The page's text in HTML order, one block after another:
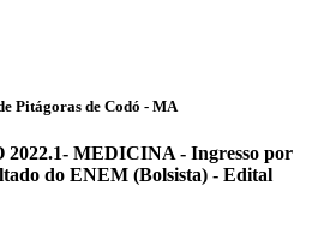
Pitágoras de Codó - MA
MEDICINA - Ingresso por
do ENEM (Bolsista) - Edital